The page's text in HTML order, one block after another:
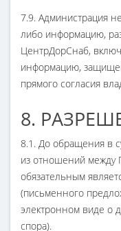
7.9. Администрация
либо информацию,
ЦентрДорСнаб,
информацию,
прямого согласия
8.
8.1. До обращения в
из отношений между
обязательным
(письменного
электронном виде о
спора).